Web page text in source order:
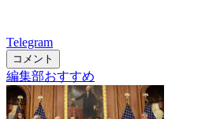
Telegram
コメント
編集部おすすめ